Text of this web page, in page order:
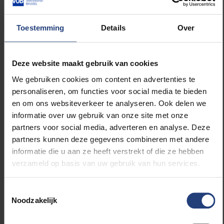
Toestemming Details Over
Deze website maakt gebruik van cookies
We gebruiken cookies om content en advertenties te
personaliseren, om functies voor social media te bieden
en om ons websiteverkeer te analyseren. Ook delen we
informatie over uw gebruik van onze site met onze
partners voor social media, adverteren en analyse. Deze
partners kunnen deze gegevens combineren met andere
informatie die u aan ze heeft verstrekt of die ze hebben
verzameld op basis van uw gebruik van hun services.
Noodzakelijk
transgenders. Het werk kan een bewuste keuze zijn,
heeft (en die zijn er niet altijd).
De stigmatisering, het gebrek aan erkenning van de
diversiteit en de weinige gesprekken mét
sekswerkers leiden vaak tot heel wat moeilijkheden.
Het zorgt voor inbreuken op de seksuele en
reproductieve gezondheid en rechten van
sekswerkers. Repressieve wetgeving beperkt de
keuzevrijheid om op een veilige en waardige manier
actief te zijn als sekswerker. Toegang tot gezonde en
maatschappelijke uitsluiting bedreigt het mentaal